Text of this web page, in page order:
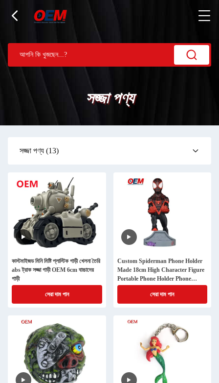
সজ্জা পণ্য
সজ্জা পণ্য (13)
কাস্টমাইজড মিনি মিষ্টি প্লাস্টিক গাড়ী খেলনা তৈরি
abs ট্রাক সজ্জা গাড়ী OEM 6cm বাচ্চাদের
গাড়ী
সেরা দাম পান
Custom Spiderman Phone Holder
Made 18cm High Character Figure
Portable Phone Holder Phone
Stand
সেরা দাম পান